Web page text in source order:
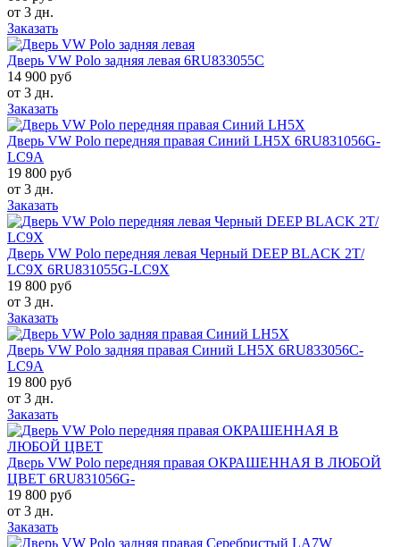
от 3 дн.
Заказать
Дверь VW Polo задняя левая 6RU833055C
14 900 руб
от 3 дн.
Заказать
Дверь VW Polo передняя правая Синий LH5X 6RU831056G-
LC9A
19 800 руб
от 3 дн.
Заказать
Дверь VW Polo передняя левая Черный DEEP BLACK 2T/
LC9X 6RU831055G-LC9X
19 800 руб
от 3 дн.
Заказать
Дверь VW Polo задняя правая Синий LH5X 6RU833056C-
LC9A
19 800 руб
от 3 дн.
Заказать
Дверь VW Polo передняя правая ОКРАШЕННАЯ В ЛЮБОЙ
ЦВЕТ 6RU831056G-
19 800 руб
от 3 дн.
Заказать